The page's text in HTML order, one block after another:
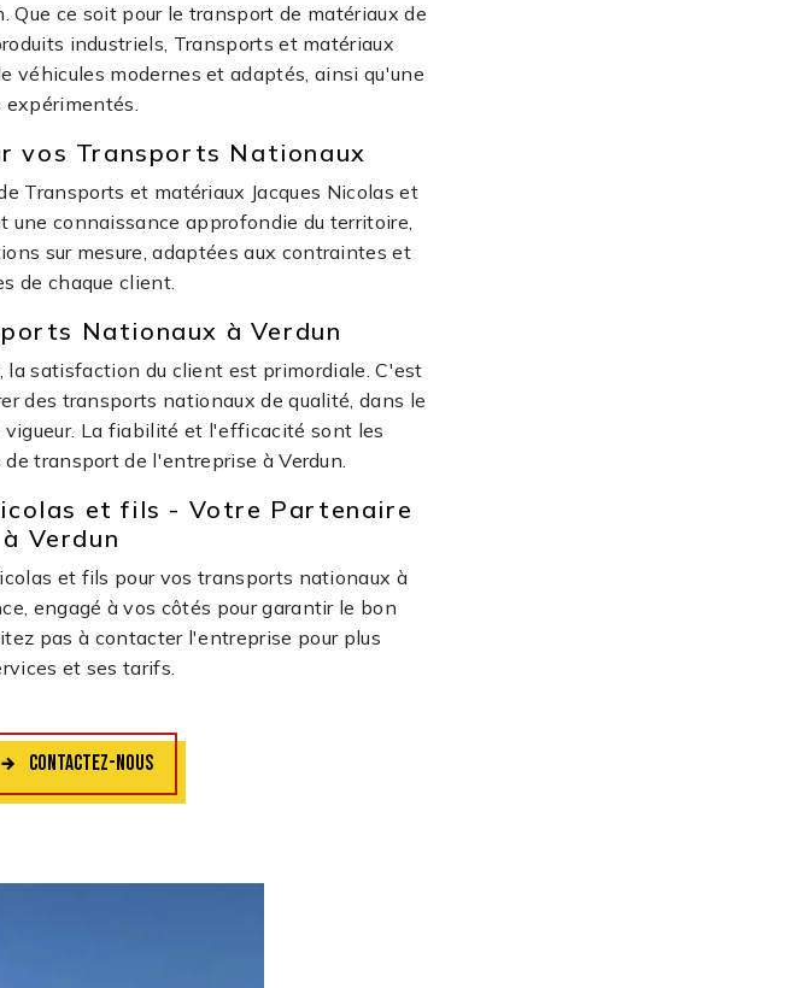
Que ce soit pour le transport de matériaux de
industriels, Transports et matériaux
véhicules modernes et adaptés, ainsi qu'une
expérimentés.
vos Transports Nationaux
Transports et matériaux Jacques Nicolas et
une connaissance approfondie du territoire,
sur mesure, adaptées aux contraintes et
de chaque client.
Nationaux à Verdun
la satisfaction du client est primordiale. C'est
des transports nationaux de qualité, dans le
La fiabilité et l'efficacité sont les
transport de l'entreprise à Verdun.
et fils - Votre Partenaire
Verdun
et fils pour vos transports nationaux à
engagé à vos côtés pour garantir le bon
pas à contacter l'entreprise pour plus
et ses tarifs.
CONTACTEZ-NOUS